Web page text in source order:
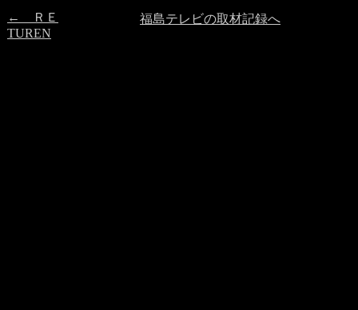
← ＲＥ
TUREN
福島テレビの取材記録へ